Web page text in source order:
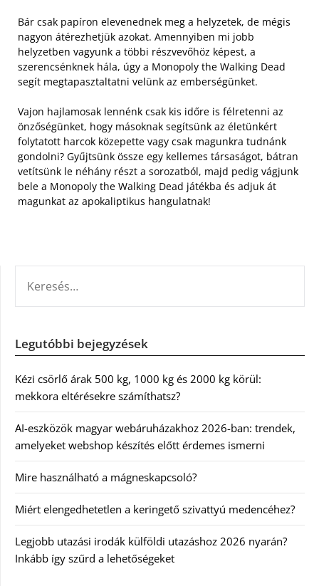
Bár csak papíron elevenednek meg a helyzetek, de mégis
nagyon átérezhetjük azokat. Amennyiben mi jobb
helyzetben vagyunk a többi részvevőhöz képest, a
szerencsénknek hála, úgy a Monopoly the Walking Dead
segít megtapasztaltatni velünk az emberségünket.
Vajon hajlamosak lennénk csak kis időre is félretenni az
önzőségünket, hogy másoknak segítsünk az életünkért
folytatott harcok közepette vagy csak magunkra tudnánk
gondolni? Gyűjtsünk össze egy kellemes társaságot, bátran
vetítsünk le néhány részt a sorozatból, majd pedig vágjunk
bele a Monopoly the Walking Dead játékba és adjuk át
magunkat az apokaliptikus hangulatnak!
Legutóbbi bejegyzések
Kézi csörlő árak 500 kg, 1000 kg és 2000 kg körül:
mekkora eltérésekre számíthatsz?
AI-eszközök magyar webáruházakhoz 2026-ban: trendek,
amelyeket webshop készítés előtt érdemes ismerni
Mire használható a mágneskapcsoló?
Miért elengedhetetlen a keringető szivattyú medencéhez?
Legjobb utazási irodák külföldi utazáshoz 2026 nyarán?
Inkább így szűrd a lehetőségeket